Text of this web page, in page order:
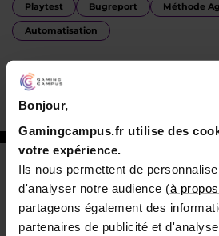
Bonjour,
Gamingcampus.fr utilise des
votre expérience.
Ils nous permettent de
d'analyser notre audience (à
partageons également des
partenaires de publicité et d'analyse..
Playtest Bugreport Méthode
Automatisation
Communication digitale & Data
5 mois